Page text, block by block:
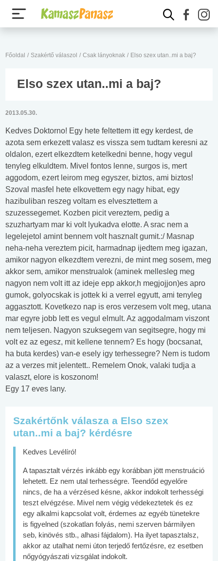
Főoldal / Szakértő válaszol / Csak lányoknak / Elso szex utan..mi a baj?
Elso szex utan..mi a baj?
2013.05.30.
Kedves Doktorno! Egy hete feltettem itt egy kerdest, de
azota sem erkezett valasz es vissza sem tudtam keresni az
oldalon, ezert elkezdtem ketelkedni benne, hogy vegul
tenyleg elkuldtem. Mivel fontos lenne, surgos is, mert
aggodom, ezert leirom meg egyszer, biztos, ami biztos!
Szoval masfel hete elkovettem egy nagy hibat, egy
hazibuliban reszeg voltam es elvesztettem a
szuzessegemet. Kozben picit vereztem, pedig a
szuzhartyam mar ki volt lyukadva elotte. A srac nem a
legelejetol amint bennem volt hasznalt gumit.:/ Masnap
neha-neha vereztem picit, harmadnap ijedtem meg igazan,
amikor nagyon elkezdtem verezni, de mint meg sosem, meg
akkor sem, amikor menstrualok (aminek mellesleg meg
nagyon nem volt itt az ideje epp akkor,h megjojjon)es apro
gumok, golyocskak is jottek ki a verrel egyutt, ami tenyleg
aggasztott. Kovetkezo nap is eros verzesem volt meg, utana
mar egyre jobb lett es vegul elmult. Az aggodalmam viszont
nem teljesen. Nagyon szuksegem van segitsegre, hogy mi
volt ez az egesz, mit kellene tennem? Es hogy (bocsanat,
ha buta kerdes) van-e esely igy terhessegre? Nem is tudom
az a verzes mit jelentett.. Remelem Onok, valaki tudja a
valaszt, elore is koszonom!
Egy 17 eves lany.
Szakértőnk válasza a Elso szex
utan..mi a baj? kérdésre
Kedves Levélíró!
A tapasztalt vérzés inkább egy korábban jött menstruáció
lehetett. Ez nem utal terhességre. Teendőd egyelőre
nincs, de ha a vérzésed késne, akkor indokolt terhességi
teszt elvégzése. Mivel nem végig védekeztetek és ez
egy alkalmi kapcsolat volt, érdemes az egyéb tünetekre
is figyelned (szokatlan folyás, nemi szerven bármilyen
seb, kinövés stb., alhasi fájdalom). Ha ilyet tapasztalsz,
akkor az utalhat nemi úton terjedő fertőzésre, ez esetben
nőgyógyászati vizsgálat indokolt.